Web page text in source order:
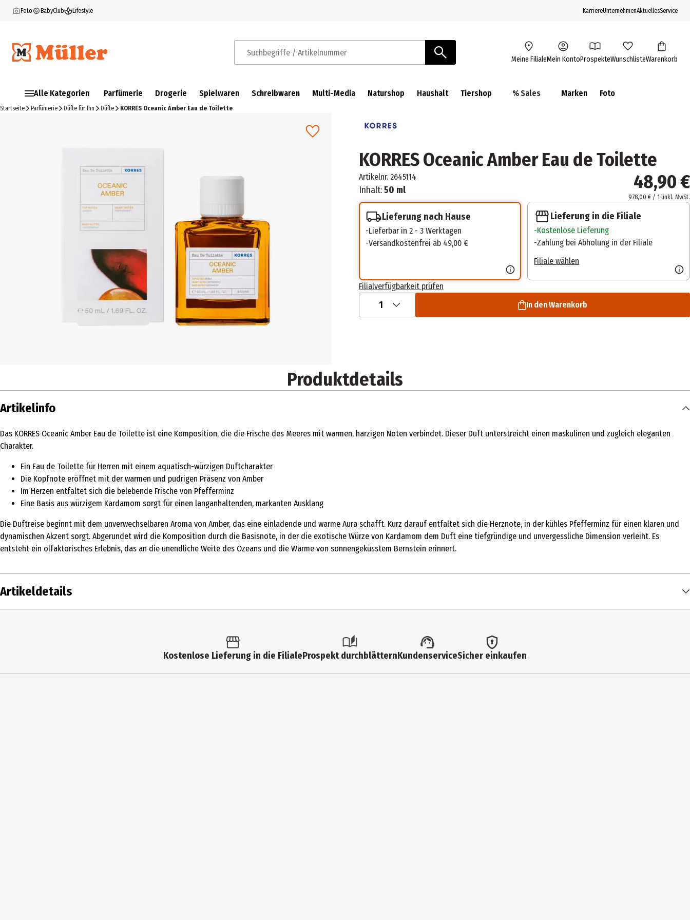
Foto BabyClub Lifestyle KarriereUnternehmenAktuellesService
Suchbegriffe / Artikelnummer Meine FilialeMein KontoProspekteWunschlisteWarenkorb
Alle Kategorien Parfümerie Drogerie Spielwaren Schreibwaren Multi-Media Naturshop Haushalt Tiershop % Sales Marken Foto
Startseite Parfümerie Düfte für Ihn Düfte KORRES Oceanic Amber Eau de Toilette
KORRES Oceanic Amber Eau de Toilette
Artikelnr. 2645114
Inhalt:50 ml 48,90 €
978,00 € / 1 linkl. MwSt.
Lieferung nach Hause
Lieferbar in 2 - 3 Werktagen
Versandkostenfrei ab 49,00 €
Lieferung in die Filiale
Kostenlose Lieferung
Zahlung bei Abholung in der Filiale
Filiale wählen
Filialverfügbarkeit prüfen
1 In den Warenkorb
Produktdetails
Artikelinfo
Das KORRES Oceanic Amber Eau de Toilette ist eine Komposition, die die Frische des Meeres mit warmen, harzigen Noten verbindet. Dieser Duft unterstreicht einen maskulinen und zugleich eleganten
Charakter.
Ein Eau de Toilette für Herren mit einem aquatisch-würzigen Duftcharakter
Die Kopfnote eröffnet mit der warmen und pudrigen Präsenz von Amber
Im Herzen entfaltet sich die belebende Frische von Pfefferminz
Eine Basis aus würzigem Kardamom sorgt für einen langanhaltenden, markanten Ausklang
Die Duftreise beginnt mit dem unverwechselbaren Aroma von Amber, das eine einladende und warme Aura schafft. Kurz darauf entfaltet sich die Herznote, in der kühles Pfefferminz für einen klaren und
dynamischen Akzent sorgt. Abgerundet wird die Komposition durch die Basisnote, in der die exotische Würze von Kardamom dem Duft eine tiefgründige und unvergessliche Dimension verleiht. Es
entsteht ein olfaktorisches Erlebnis, das an die unendliche Weite des Ozeans und die Wärme von sonnengeküsstem Bernstein erinnert.
Artikeldetails
Kostenlose Lieferung in die FilialeProspekt durchblätternKundenserviceSicher einkaufen